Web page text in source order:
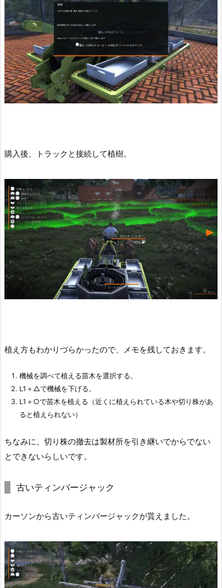
購入後、トラックと接続して植樹。
植え方もわかりづらかったので、メモを残しておきます。
機械を調べて植える苗木を選択する。
L1＋△で機械を下げる。
L1＋○で苗木を植える（近くに植えられている木や切り株があ
ると植えられない）
ちなみに、切り株の撤去は製材所を引き継いでからでない
とできないらしいです。
古いティンバージャック
カーソンから古いティンバージャックが貰えました。